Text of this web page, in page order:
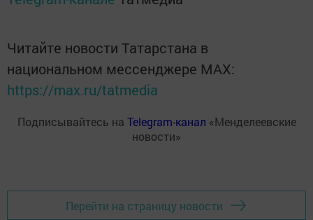
Читайте новости Татарстана в
национальном мессенджере MАХ:
https://max.ru/tatmedia
Подписывайтесь на Telegram-канал «Менделеевские
новости»
Перейти на страницу новости